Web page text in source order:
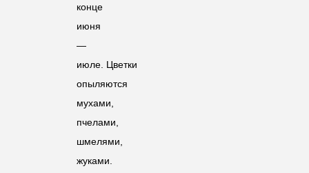
конце
июня
—
июле. Цветки
опыляются
мухами,
пчелами,
шмелями,
жуками.